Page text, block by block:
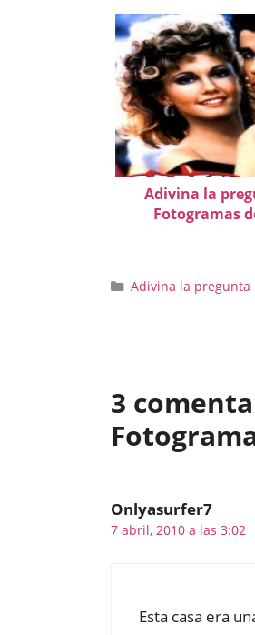
Adivina la
Fotogramas
Categorías
Adivina la pregunta
3
Onlyasurfer7
7 abril, 2010 a las 3:02
Esta casa era